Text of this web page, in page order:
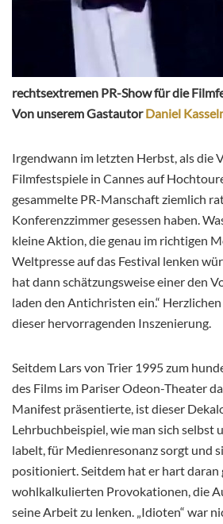
rechtsextremen PR-Show für die
Von unserem GastautorDaniel
Irgendwann im letzten Herbst, als die
Filmfestspiele in Cannes auf
gesammelte PR-Manschaft ziemlich
Konferenzzimmer gesessen haben.
kleine Aktion, die genau im richtigen
Weltpresse auf das Festival lenken
hat dann schätzungsweise einer den
laden den Antichristen ein.“
dieser hervorragenden Inszenierung.
Seitdem Lars von Trier 1995 zum
des Films im Pariser Odeon-Theater
Manifest präsentierte, ist dieser
Lehrbuchbeispiel, wie man sich selbst
labelt, für Medienresonanz sorgt und
positioniert. Seitdem hat er hart
wohlkalkulierten Provokationen, die
seine Arbeit zu lenken. „Idioten“ war